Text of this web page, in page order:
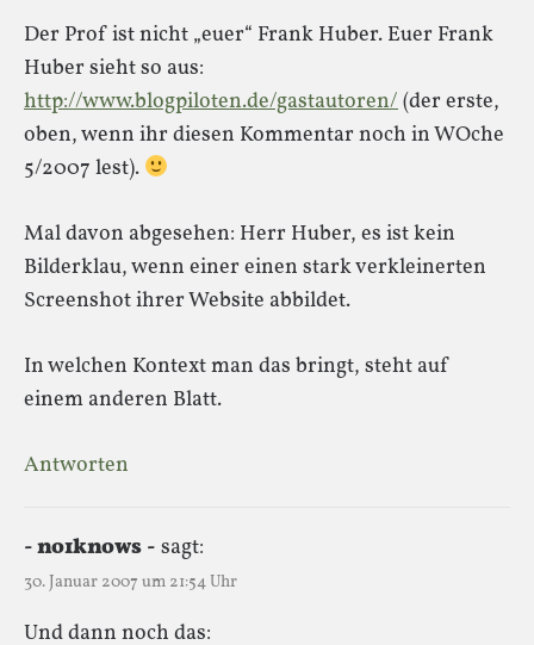
Der Prof ist nicht „euer“ Frank Huber. Euer Frank
Huber sieht so aus:
http://www.blogpiloten.de/gastautoren/(der erste,
oben, wenn ihr diesen Kommentar noch in WOche
5/2007 lest).
Mal davon abgesehen: Herr Huber, es ist kein
Bilderklau, wenn einer einen stark verkleinerten
Screenshot ihrer Website abbildet.
In welchen Kontext man das bringt, steht auf
einem anderen Blatt.
Antworten
- no1knows - sagt:
30. Januar 2007 um 21:54 Uhr
Und dann noch das: